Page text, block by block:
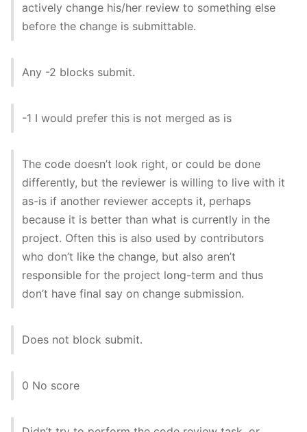
actively change his/her review to something else
before the change is submittable.
Any -2 blocks submit.
-1 I would prefer this is not merged as is
The code doesn’t look right, or could be done
differently, but the reviewer is willing to live with it
as-is if another reviewer accepts it, perhaps
because it is better than what is currently in the
project. Often this is also used by contributors
who don’t like the change, but also aren’t
responsible for the project long-term and thus
don’t have final say on change submission.
Does not block submit.
0 No score